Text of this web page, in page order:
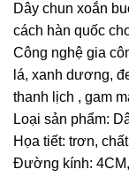
Dây chun xoắn
cách hàn quốc
Công nghệ gia
lá, xanh dương,
thanh lịch , gam
Loại sản phẩm:
Họa tiết: trơn,
Đường kính: